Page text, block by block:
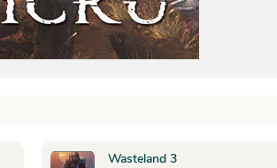
Wasteland 3